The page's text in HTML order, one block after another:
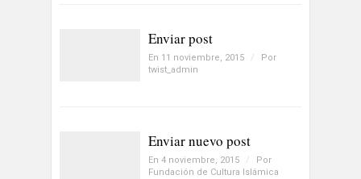
Enviar post
En 11 noviembre, 2015 /
Por
twist_admin
Enviar nuevo post
En 4 noviembre, 2015 /
Por
Fundación de Cultura Islámica